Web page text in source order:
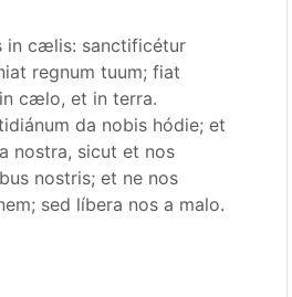
in cælis: sanctificétur
regnum tuum; fiat
cælo, et in terra.
da nobis hódie; et
nostra, sicut et nos
nostris; et ne nos
sed líbera nos a malo.